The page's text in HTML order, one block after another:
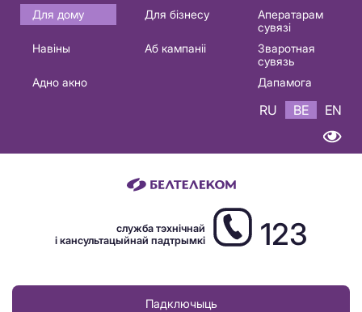
Основная
навигация
Для дому Для бізнесу
Аператарам
сувязі
Навіны
Аб кампаніі
Зваротная
сувязь
Адно акно
Дапамога
RU BE EN
служба тэхнічнай
і кансультацыйнай падтрымкі
123
Падключыць